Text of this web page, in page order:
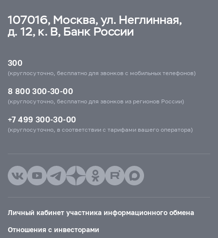
107016, Москва, ул. Неглинная,
д. 12, к. В, Банк России
300
(круглосуточно, бесплатно для звонков с мобильных телефонов)
8 800 300-30-00
(круглосуточно, бесплатно для звонков из регионов России)
+7 499 300-30-00
(круглосуточно, в соответствии с тарифами вашего оператора)
Личный кабинет участника информационного обмена
Отношения с инвесторами